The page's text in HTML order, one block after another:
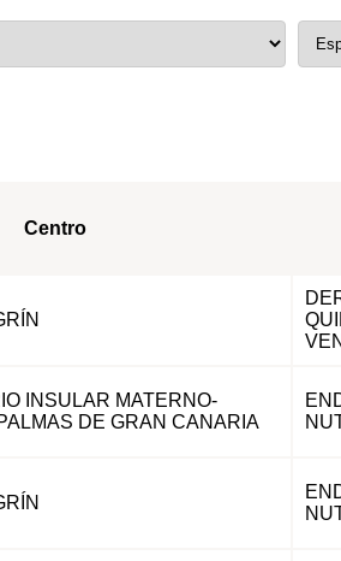
Centro
INSULAR MATERNO-
DE GRAN CANARIA